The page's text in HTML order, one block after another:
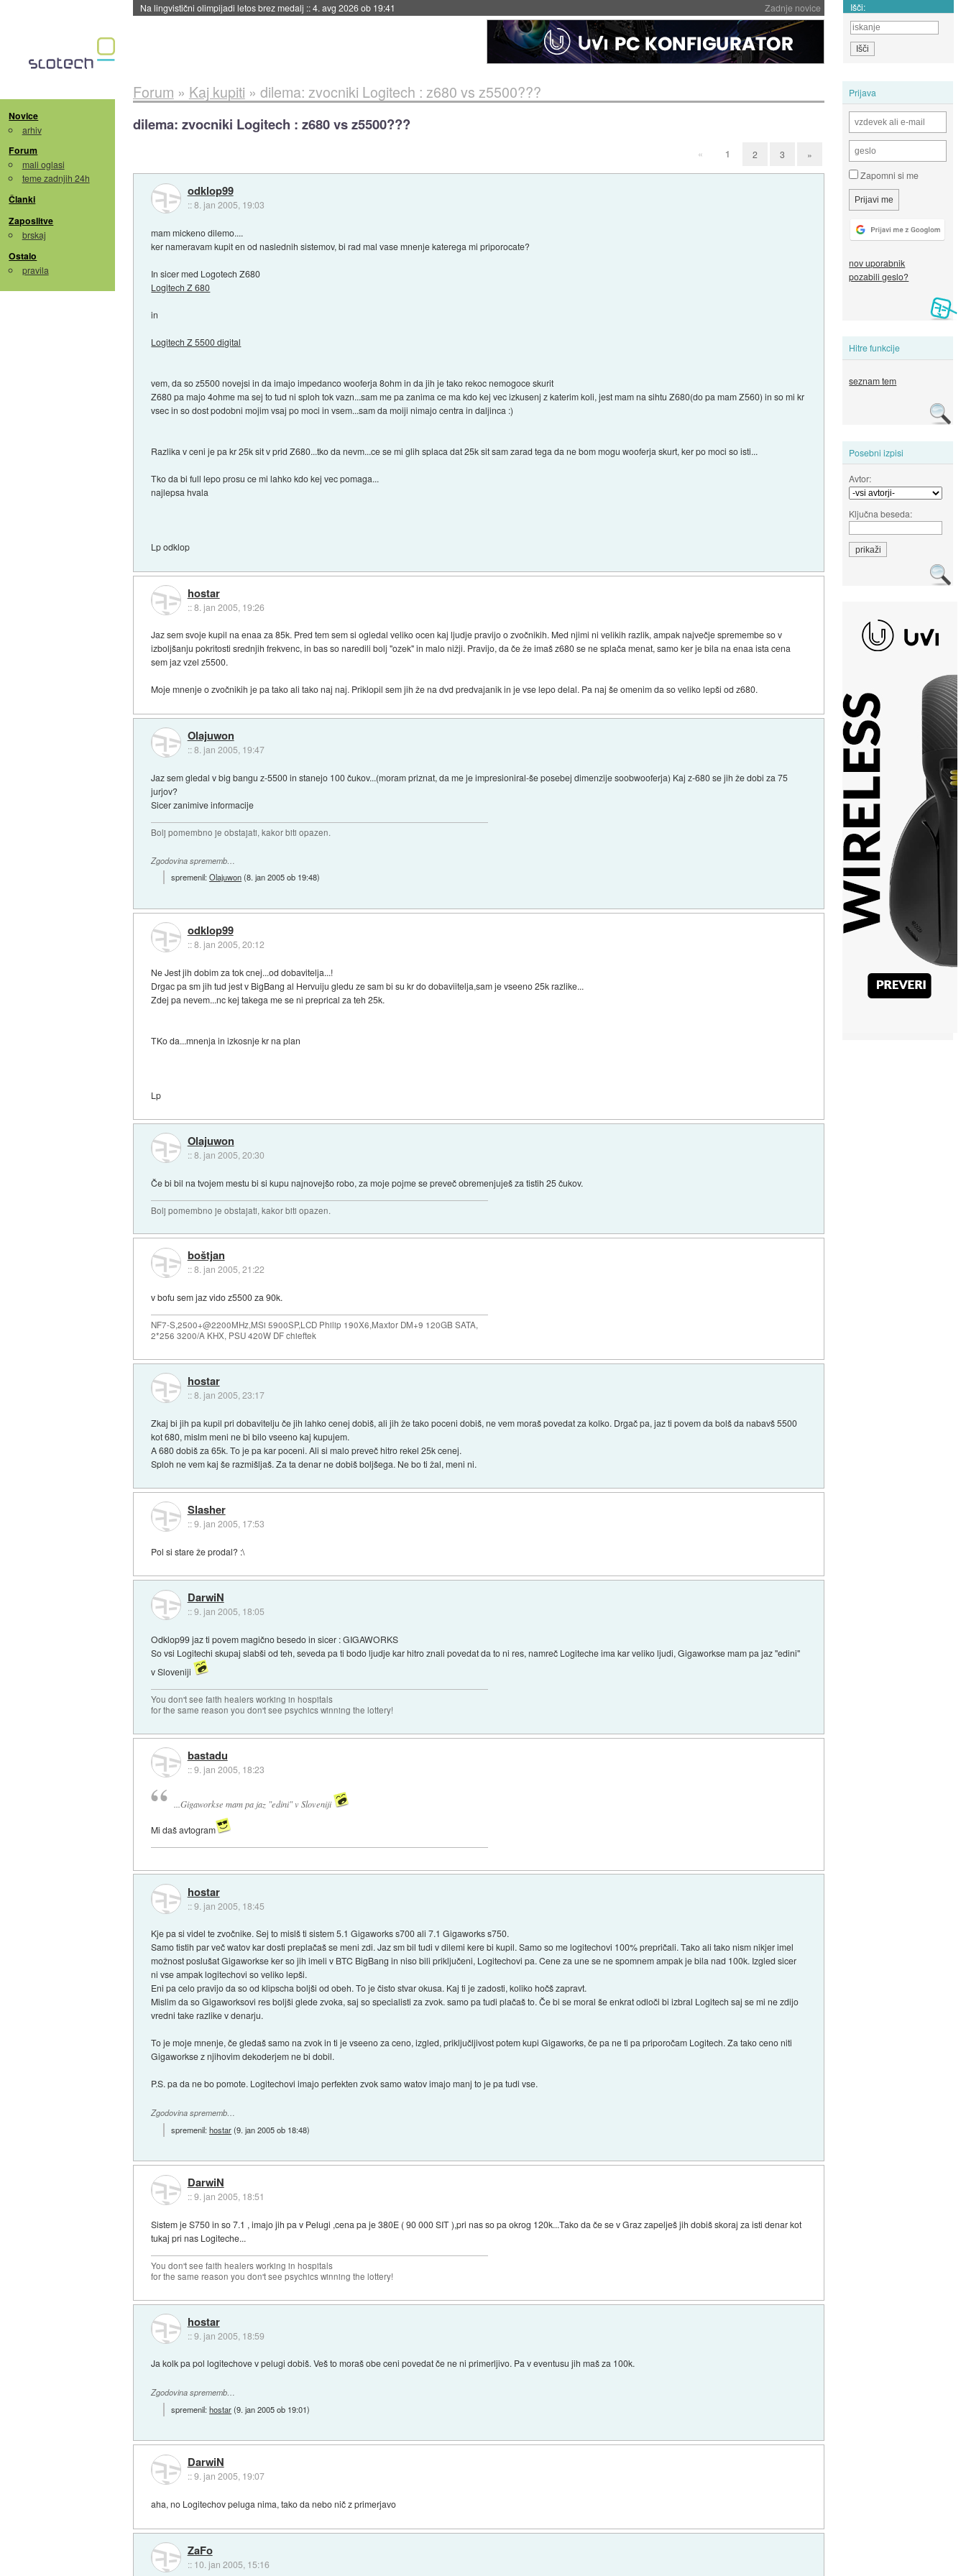
Zadnje novice
Na lingvistični olimpijadi letos brez medalj ::4. avg 2026 ob 19:41 Išči:
Novice
arhiv
Forum
mali oglasi
teme zadnjih 24h
Članki
Zaposlitve
brskaj
Ostalo
pravila
Prijava
Zapomni si me
nov uporabnik
pozabili geslo?
Hitre funkcije
seznam tem
Posebni izpisi
Avtor:
Ključna beseda:
Forum » Kaj kupiti » dilema: zvocniki Logitech : z680 vs z5500???
dilema: zvocniki Logitech : z680 vs z5500???
« 1 2 3 »
odklop99
::8. jan 2005, 19:03
mam mickeno dilemo....
ker nameravam kupit en od naslednih sistemov, bi rad mal vase mnenje katerega mi priporocate?
In sicer med Logotech Z680
Logitech Z 680
in
Logitech Z 5500 digital
vem, da so z5500 novejsi in da imajo impedanco wooferja 8ohm in da jih je tako rekoc nemogoce skurit
Z680 pa majo 4ohme ma sej to tud ni sploh tok vazn...sam me pa zanima ce ma kdo kej vec izkusenj z katerim koli, jest mam na sihtu Z680(do pa mam Z560) in so mi kr
vsec in so dost podobni mojim vsaj po moci in vsem...sam da moiji nimajo centra in daljinca :)
Razlika v ceni je pa kr 25k sit v prid Z680...tko da nevm...ce se mi glih splaca dat 25k sit sam zarad tega da ne bom mogu wooferja skurt, ker po moci so isti...
Tko da bi full lepo prosu ce mi lahko kdo kej vec pomaga...
najlepsa hvala
Lp odklop
hostar
::8. jan 2005, 19:26
Jaz sem svoje kupil na enaa za 85k. Pred tem sem si ogledal veliko ocen kaj ljudje pravijo o zvočnikih. Med njimi ni velikih razlik, ampak največje spremembe so v
izboljšanju pokritosti srednjih frekvenc, in bas so naredili bolj "ozek" in malo nižji. Pravijo, da če že imaš z680 se ne splača menat, samo ker je bila na enaa ista cena
sem jaz vzel z5500.
Moje mnenje o zvočnikih je pa tako ali tako naj naj. Priklopil sem jih že na dvd predvajanik in je vse lepo delal. Pa naj še omenim da so veliko lepši od z680.
Olajuwon
::8. jan 2005, 19:47
Jaz sem gledal v big bangu z-5500 in stanejo 100 čukov...(moram priznat, da me je impresioniral-še posebej dimenzije soobwooferja) Kaj z-680 se jih že dobi za 75
jurjov?
Sicer zanimive informacije
Bolj pomembno je obstajati, kakor biti opazen.
Zgodovina sprememb…
spremenil:Olajuwon(8. jan 2005 ob 19:48)
odklop99
::8. jan 2005, 20:12
Ne Jest jih dobim za tok cnej...od dobavitelja...!
Drgac pa sm jih tud jest v BigBang al Hervuiju gledu ze sam bi su kr do dobaviitelja,sam je vseeno 25k razlike...
Zdej pa nevem...nc kej takega me se ni preprical za teh 25k.
TKo da...mnenja in izkosnje kr na plan
Lp
Olajuwon
::8. jan 2005, 20:30
Če bi bil na tvojem mestu bi si kupu najnovejšo robo, za moje pojme se preveč obremenjuješ za tistih 25 čukov.
Bolj pomembno je obstajati, kakor biti opazen.
boštjan
::8. jan 2005, 21:22
v bofu sem jaz vido z5500 za 90k.
NF7-S,2500+@2200MHz,MSi 5900SP,LCD Philip 190X6,Maxtor DM+9 120GB SATA,
2*256 3200/A KHX, PSU 420W DF chieftek
hostar
::8. jan 2005, 23:17
Zkaj bi jih pa kupil pri dobavitelju če jih lahko cenej dobiš, ali jih že tako poceni dobiš, ne vem moraš povedat za kolko. Drgač pa, jaz ti povem da bolš da nabavš 5500
kot 680, mislm meni ne bi bilo vseeno kaj kupujem.
A 680 dobiš za 65k. To je pa kar poceni. Ali si malo preveč hitro rekel 25k cenej.
Sploh ne vem kaj še razmišljaš. Za ta denar ne dobiš boljšega. Ne bo ti žal, meni ni.
Slasher
::9. jan 2005, 17:53
Pol si stare že prodal? :\
DarwiN
::9. jan 2005, 18:05
Odklop99 jaz ti povem magično besedo in sicer : GIGAWORKS
So vsi Logitechi skupaj slabši od teh, seveda pa ti bodo ljudje kar hitro znali povedat da to ni res, namreč Logiteche ima kar veliko ljudi, Gigaworkse mam pa jaz "edini"
v Sloveniji
You don't see faith healers working in hospitals
for the same reason you don't see psychics winning the lottery!
bastadu
::9. jan 2005, 18:23
...Gigaworkse mam pa jaz "edini" v Sloveniji
Mi daš avtogram
hostar
::9. jan 2005, 18:45
Kje pa si videl te zvočnike. Sej to mislš ti sistem 5.1 Gigaworks s700 ali 7.1 Gigaworks s750.
Samo tistih par več watov kar dosti preplačaš se meni zdi. Jaz sm bil tudi v dilemi kere bi kupil. Samo so me logitechovi 100% prepričali. Tako ali tako nism nikjer imel
možnost poslušat Gigaworkse ker so jih imeli v BTC BigBang in niso bili priključeni, Logitechovi pa. Cene za une se ne spomnem ampak je bila nad 100k. Izgled sicer
ni vse ampak logitechovi so veliko lepši.
Eni pa celo pravijo da so od klipscha boljši od obeh. To je čisto stvar okusa. Kaj ti je zadosti, koliko hočš zapravt.
Mislim da so Gigaworksovi res boljši glede zvoka, saj so specialisti za zvok. samo pa tudi plačaš to. Če bi se moral še enkrat odloči bi izbral Logitech saj se mi ne zdijo
vredni take razlike v denarju.
To je moje mnenje, če gledaš samo na zvok in ti je vseeno za ceno, izgled, priključljivost potem kupi Gigaworks, če pa ne ti pa priporočam Logitech. Za tako ceno niti
Gigaworkse z njihovim dekoderjem ne bi dobil.
P.S. pa da ne bo pomote. Logitechovi imajo perfekten zvok samo watov imajo manj to je pa tudi vse.
Zgodovina sprememb…
spremenil:hostar(9. jan 2005 ob 18:48)
DarwiN
::9. jan 2005, 18:51
Sistem je S750 in so 7.1 , imajo jih pa v Pelugi ,cena pa je 380E ( 90 000 SIT ),pri nas so pa okrog 120k...Tako da če se v Graz zapelješ jih dobiš skoraj za isti denar kot
tukaj pri nas Logiteche...
You don't see faith healers working in hospitals
for the same reason you don't see psychics winning the lottery!
hostar
::9. jan 2005, 18:59
Ja kolk pa pol logitechove v pelugi dobiš. Veš to moraš obe ceni povedat če ne ni primerljivo. Pa v eventusu jih maš za 100k.
Zgodovina sprememb…
spremenil:hostar(9. jan 2005 ob 19:01)
DarwiN
::9. jan 2005, 19:07
aha, no Logitechov peluga nima, tako da nebo nič z primerjavo
ZaFo
:: 10. jan 2005, 15:16